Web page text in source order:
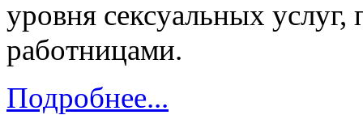
уровня сексуальных услуг,
работницами.
Подробнее...